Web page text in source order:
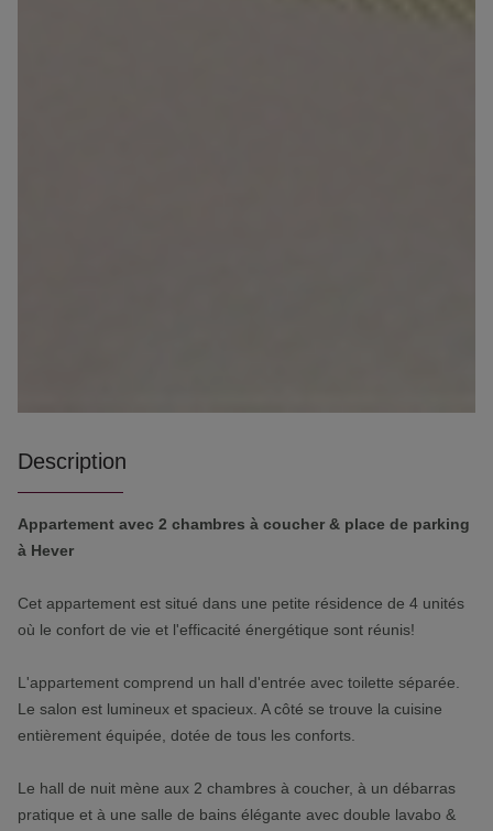
Description
Appartement avec 2 chambres à coucher & place de parking
à Hever
Cet appartement est situé dans une petite résidence de 4 unités
où le confort de vie et l'efficacité énergétique sont réunis!
L'appartement comprend un hall d'entrée avec toilette séparée.
Le salon est lumineux et spacieux. A côté se trouve la cuisine
entièrement équipée, dotée de tous les conforts.
Le hall de nuit mène aux 2 chambres à coucher, à un débarras
pratique et à une salle de bains élégante avec double lavabo &